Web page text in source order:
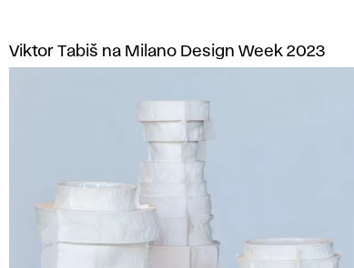
Viktor Tabiš na Milano Design Week 2023